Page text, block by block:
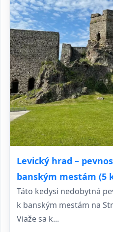
Levický hrad –
banským mestám (5
Táto kedysi nedobytná
k banským mestám na
Viaže sa k...